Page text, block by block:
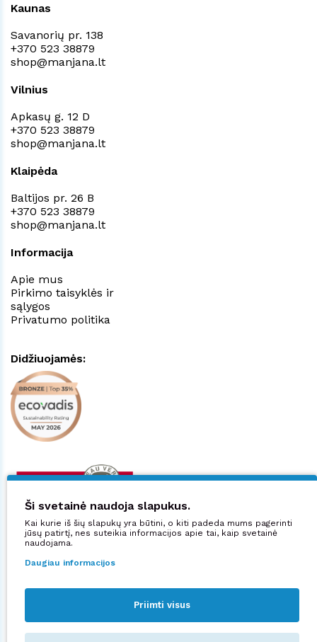
Kaunas
Savanorių pr. 138
+370 523 38879
shop@manjana.lt
Vilnius
Apkasų g. 12 D
+370 523 38879
shop@manjana.lt
Klaipėda
Baltijos pr. 26 B
+370 523 38879
shop@manjana.lt
Informacija
Apie mus
Pirkimo taisyklės ir
sąlygos
Privatumo politika
Didžiuojamės:
Sekite mus:
Ši svetainė naudoja slapukus.
Kai kurie iš šių slapukų yra būtini, o kiti padeda mums pagerinti
jūsų patirtį, nes suteikia informacijos apie tai, kaip svetainė
naudojama.
Daugiau informacijos
Priimti visus